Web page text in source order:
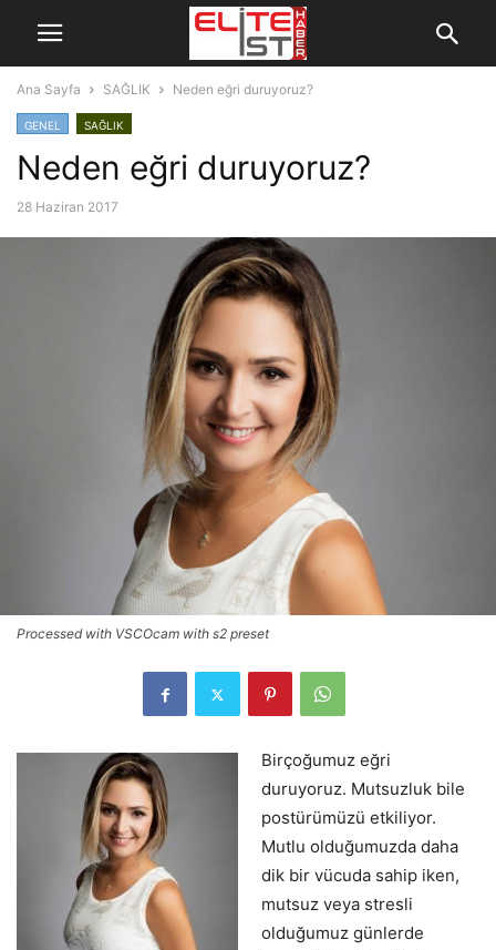
Ana Sayfa SAĞLIK Neden eğri duruyoruz?
GENEL SAĞLIK
Neden eğri duruyoruz?
28 Haziran 2017
Processed with VSCOcam with s2 preset
Birçoğumuz eğri
duruyoruz. Mutsuzluk bile
postürümüzü etkiliyor.
Mutlu olduğumuzda daha
dik bir vücuda sahip iken,
mutsuz veya stresli
olduğumuz günlerde